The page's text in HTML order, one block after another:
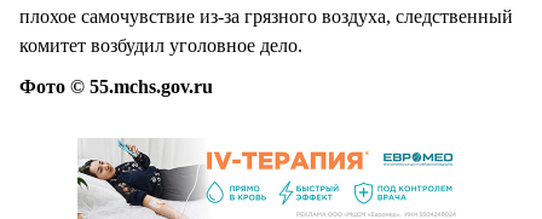
плохое самочувствие из-за грязного воздуха, следственный
комитет возбудил уголовное дело.
Фото © 55.mchs.gov.ru